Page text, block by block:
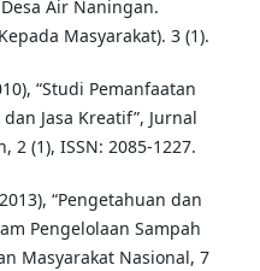
Air Naningan.
Masyarakat). 3 (1).
“Studi Pemanfaatan
Jasa Kreatif”, Jurnal
(1), ISSN: 2085‐1227.
“Pengetahuan dan
Pengelolaan Sampah
Masyarakat Nasional, 7